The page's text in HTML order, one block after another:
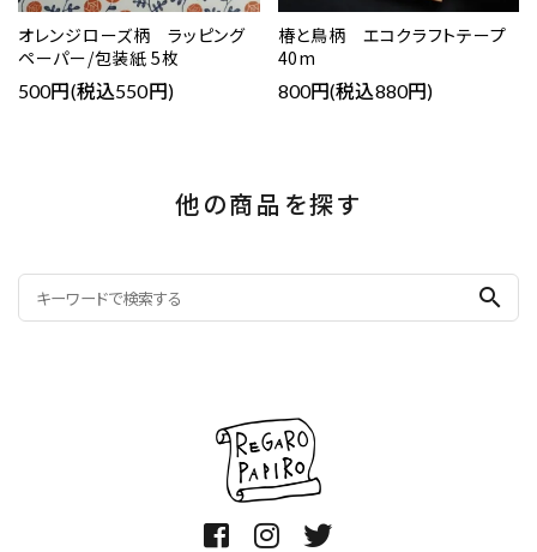
オレンジローズ柄 ラッピング
ペーパー/包装紙 5枚
500円(税込550円)
椿と鳥柄 エコクラフトテープ
40m
800円(税込880円)
他の商品を探す
search